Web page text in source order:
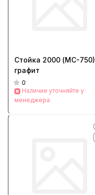
Стойка 2000 (МС-750)
графит
0
Наличие уточняйте у
менеджера